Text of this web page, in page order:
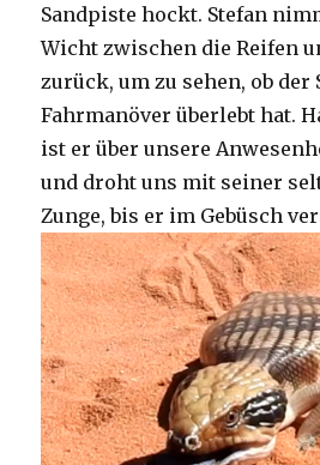
Sandpiste hockt. Stefan
Wicht zwischen die Reifen
zurück, um zu sehen, ob der
Fahrmanöver überlebt hat.
ist er über unsere
und droht uns mit seiner
Zunge, bis er im Gebüsch